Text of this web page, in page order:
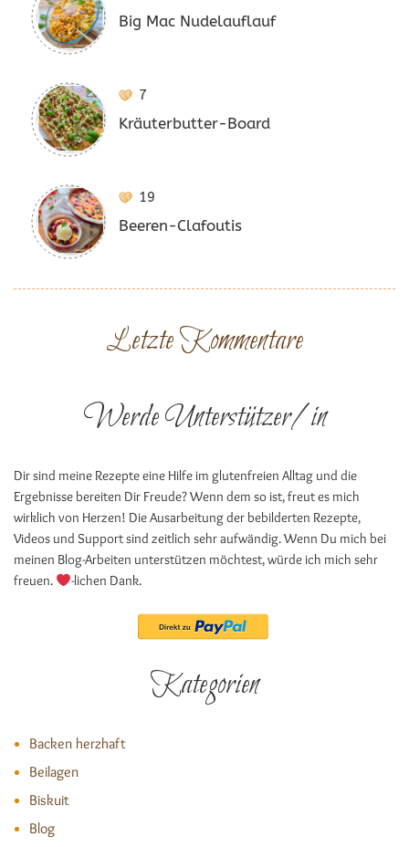
Big Mac Nudelauflauf
7
Kräuterbutter-Board
19
Beeren-Clafoutis
Letzte Kommentare
Werde Unterstützer/in
Dir sind meine Rezepte eine Hilfe im glutenfreien Alltag und die
Ergebnisse bereiten Dir Freude? Wenn dem so ist, freut es mich
wirklich von Herzen! Die Ausarbeitung der bebilderten Rezepte,
Videos und Support sind zeitlich sehr aufwändig. Wenn Du mich bei
meinen Blog-Arbeiten unterstützen möchtest, würde ich mich sehr
freuen.
-lichen Dank.
Kategorien
Backen herzhaft
Beilagen
Biskuit
Blog